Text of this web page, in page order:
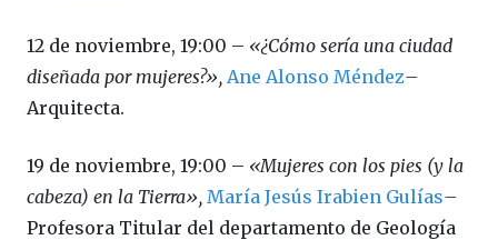
12 de noviembre, 19:00 – «¿Cómo sería una ciudad
diseñada por mujeres?», Ane Alonso Méndez–
Arquitecta.
19 de noviembre, 19:00 – «Mujeres con los pies (y la
cabeza) en la Tierra», María Jesús Irabien Gulías–
Profesora Titular del departamento de Geología